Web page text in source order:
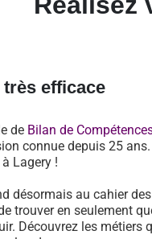
efficace
de Bilan de
connue depuis 25
Lagery !
désormais au cahier
trouver en seulement
Découvrez les métiers